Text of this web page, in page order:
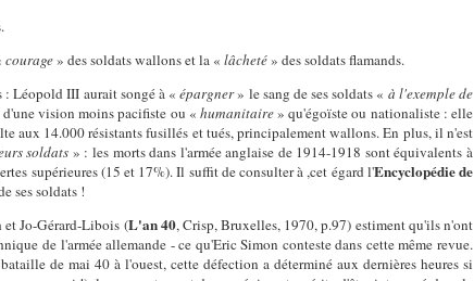
courage» des soldats wallons et la «lâcheté» des soldats flamands.
: Léopold III aurait songé à «épargner» le sang de ses soldats « à l'exemple de
vision moins pacifiste ou « humanitaire» qu'égoïste ou nationaliste : elle
aux 14.000 résistants fusillés et tués, principalement wallons. En plus, il n'est
soldats » : les morts dans l'armée anglaise de 1914-1918 sont équivalents à
supérieures (15 et 17%). Il suffit de consulter à ,cet égard l'Encyclopédie de
ses soldats !
et Jo-Gérard-Libois (L'an 40, Crisp, Bruxelles, 1970, p.97) estiment qu'ils n'ont
de l'armée allemande - ce qu'Eric Simon conteste dans cette même revue.
de mai 40 à l'ouest, cette défection a déterminé aux dernières heures si